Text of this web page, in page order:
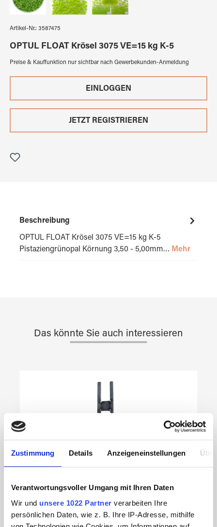
Zustimmung Details Anzeigeneinstellungen
Verantwortungsvoller Umgang mit Ihren Daten
Wir und unsere 1022 Partner verarbeiten Ihre
persönlichen Daten, wie z. B. Ihre IP-Adresse, mithilfe
Artikel-Nr.: 3587475
OPTUL FLOAT Krösel 3075 VE=15 kg K-5
Preise & Kauffunktion nur sichtbar nach Gewerbekunden-Anmeldung
EINLOGGEN
JETZT REGISTRIEREN
Beschreibung
OPTUL FLOAT Krösel 3075 VE=15 kg K-5
Pistaziengrünopal Körnung 3,50 - 5,00mm… Mehr
Das könnte Sie auch interessieren